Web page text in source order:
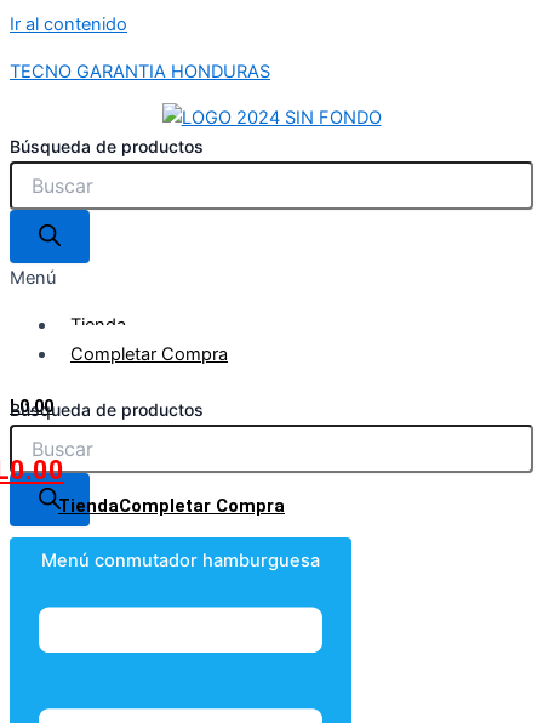
Ir al contenido
TECNO GARANTIA HONDURAS
Búsqueda de productos
Menú
Tienda
Completar Compra
L0.00
Búsqueda de productos
0.00
TiendaCompletar Compra
Menú conmutador hamburguesa